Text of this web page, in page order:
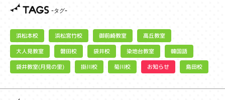
TAGS
浜松本校 浜松宮竹校 御前崎教室 高丘教室
大人見教室 磐田校 袋井校 染地台教室 韓国語
袋井教室(月見の里) 掛川校 菊川校 お知らせ 島田校